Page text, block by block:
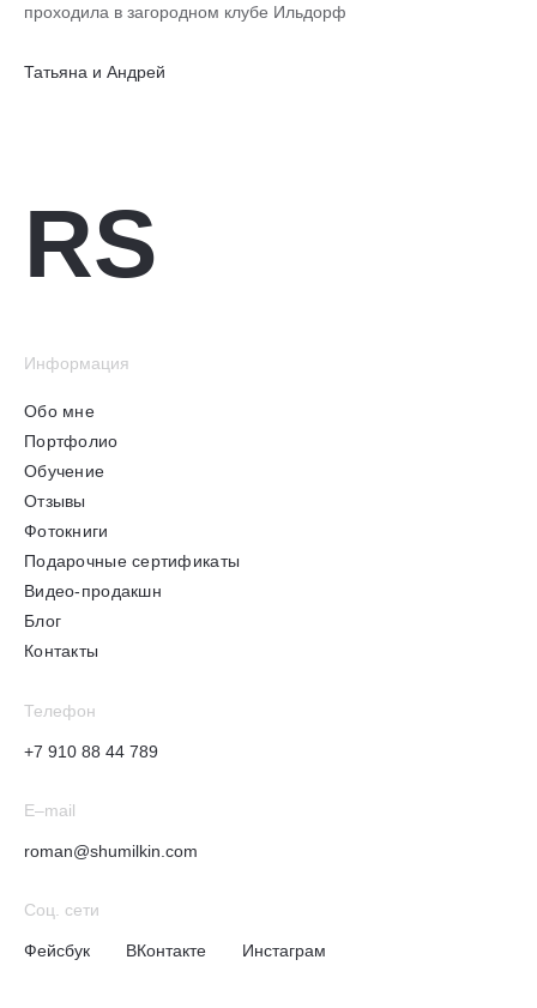
проходила в загородном клубе Ильдорф
Татьяна и Андрей
RS
Информация
Обо мне
Портфолио
Обучение
Отзывы
Фотокниги
Подарочные сертификаты
Видео-продакшн
Блог
Контакты
Телефон
+7 910 88 44 789
E–mail
roman@shumilkin.com
Соц. сети
Фейсбук ВКонтакте Инстаграм